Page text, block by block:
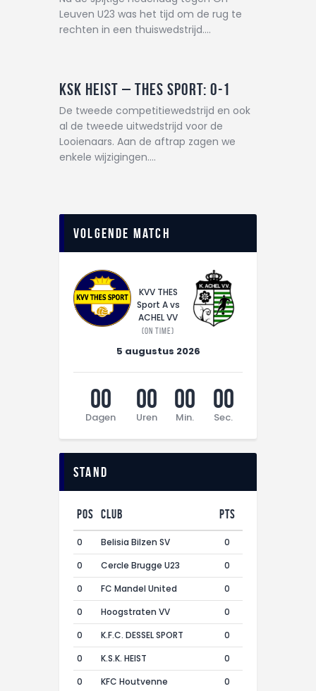
Leuven U23 was het tijd om de rug te
rechten in een thuiswedstrijd.…
KSK Heist – THES Sport: 0-1
De tweede competitiewedstrijd en ook
al de tweede uitwedstrijd voor de
Looienaars. Aan de aftrap zagen we
enkele wijzigingen.…
Volgende match
KVV THES
Sport A vs
ACHEL VV
(On time)
5 augustus 2026
00
Dagen
00
Uren
00
Min.
00
Sec.
Stand
Pos Club Pts
0 Belisia Bilzen SV
0
0
Cercle Brugge U23
0
0
FC Mandel United
0
0
Hoogstraten VV
0
0
K.F.C. DESSEL SPORT
0
0
K.S.K. HEIST
0
0
KFC Houtvenne 0